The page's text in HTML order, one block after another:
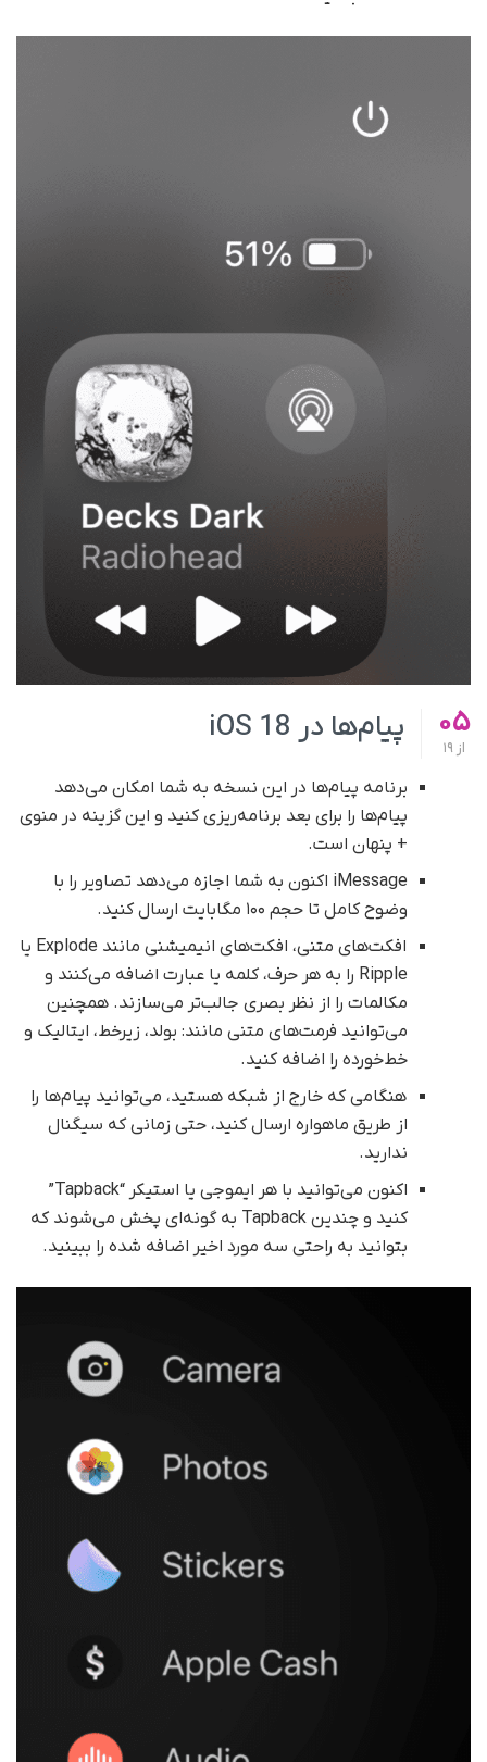
05
از
پیام‌ها در iOS 18
برنامه پیام‌ها در این نسخه به شما امکان می‌دهد
پیام‌ها را برای بعد برنامه‌ریزی کنید و این گزینه در منوی
+ پنهان است.
iMessage اکنون به شما اجازه می‌دهد تصاویر را با
وضوح کامل تا حجم ۱۰۰ مگابایت ارسال کنید.
افکت‌های متنی، افکت‌های انیمیشنی مانند Explode یا
Ripple را به هر حرف، کلمه یا عبارت اضافه می‌کنند و
مکالمات را از نظر بصری جالب‌تر می‌سازند. همچنین
می‌توانید فرمت‌های متنی مانند: بولد، زیرخط، ایتالیک و
خط‌خورده را اضافه کنید.
هنگامی که خارج از شبکه هستید، می‌توانید پیام‌ها را
از طریق ماهواره ارسال کنید، حتی زمانی که سیگنال
ندارید.
اکنون می‌توانید با هر ایموجی یا استیکر “Tapback”
کنید و چندین Tapback به گونه‌ای پخش می‌شوند که
بتوانید به راحتی سه مورد اخیر اضافه شده را ببینید.